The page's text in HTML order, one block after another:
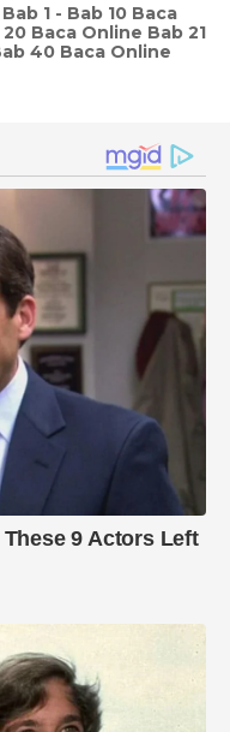
1 - Bab 10 Baca
Baca Online Bab 21
40 Baca Online